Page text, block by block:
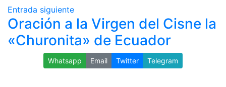
Entrada siguiente
Oración a la Virgen del Cisne la
«Churonita» de Ecuador
Whatsapp Email Twitter Telegram